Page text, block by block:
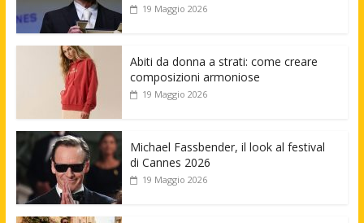
19 Maggio 2026
Abiti da donna a strati: come creare
composizioni armoniose
19 Maggio 2026
Michael Fassbender, il look al festival
di Cannes 2026
19 Maggio 2026